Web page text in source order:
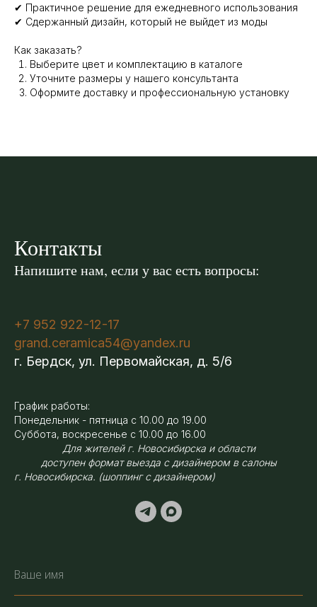
✔ Практичное решение для ежедневного использования
✔ Сдержанный дизайн, который не выйдет из моды
Как заказать?
Выберите цвет и комплектацию в каталоге
Уточните размеры у нашего консультанта
Оформите доставку и профессиональную установку
Контакты
Напишите нам, если у вас есть вопросы:
+7 952 922-12-17
grand.ceramica54@yandex.ru
г. Бердск, ул. Первомайская, д. 5/6
График работы:
Понедельник - пятница с 10.00 до 19.00
Суббота, воскресенье с 10.00 до 16.00
Для жителей г. Новосибирска и области
доступен формат выезда с дизайнером в салоны
г. Новосибирска. (шоппинг с дизайнером)